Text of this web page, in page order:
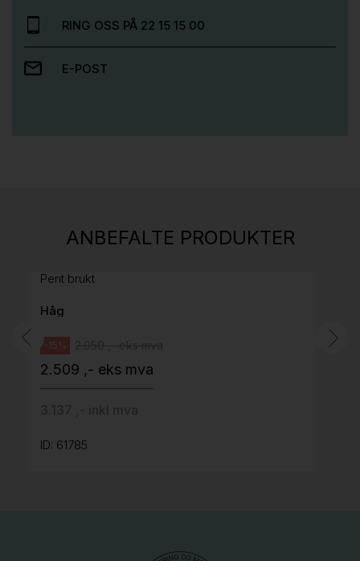
RING OSS PÅ 22 15 15 00
E-POST
ANBEFALTE PRODUKTER
H05 5600 Swingback-armlene Mørk
Pent brukt
Håg
-15%
2.509 ,- eks mva
ID: 61785